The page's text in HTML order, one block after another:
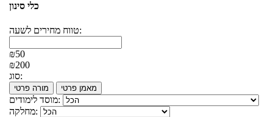
כלי סינון
טווח מחירים לשעה:
₪50
₪200
סוג:
מורה פרטי מאמן פרטי
מוסד לימודים:
מחלקה: